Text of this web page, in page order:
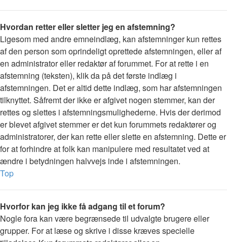
Hvordan retter eller sletter jeg en afstemning?
Ligesom med andre emneindlæg, kan afstemninger kun rettes
af den person som oprindeligt oprettede afstemningen, eller af
en administrator eller redaktør af forummet. For at rette i en
afstemning (teksten), klik da på det første indlæg i
afstemningen. Det er altid dette indlæg, som har afstemningen
tilknyttet. Såfremt der ikke er afgivet nogen stemmer, kan der
rettes og slettes i afstemningsmulighederne. Hvis der derimod
er blevet afgivet stemmer er det kun forummets redaktører og
administratorer, der kan rette eller slette en afstemning. Dette er
for at forhindre at folk kan manipulere med resultatet ved at
ændre i betydningen halvvejs inde i afstemningen.
Top
Hvorfor kan jeg ikke få adgang til et forum?
Nogle fora kan være begrænsede til udvalgte brugere eller
grupper. For at læse og skrive i disse kræves specielle